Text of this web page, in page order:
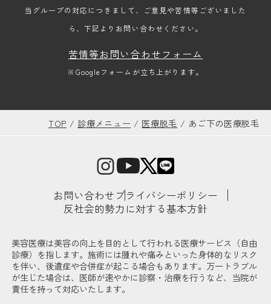
当グループの対応につきまして、ご意見や苦情等ございました
ら、下記よりお問い合わせください。
苦情等お問い合わせフォーム
※Googleフォームが立ち上がります。
TOP / 診療メニュー / 医療脱毛 / あご下の医療脱毛
お問い合わせ プライバシーポリシー
反社会的勢力に対する基本方針
美容医療は美容の向上を目的として行われる医療サービス（自由
診療）を指します。施術には腫れや痛みといった身体的なリスク
を伴い、後遺症や合併症が起こる場合もあります。万一トラブル
が生じた場合は、医師が速やかに診察・治療を行うなど、当院が
責任を持って対応いたします。